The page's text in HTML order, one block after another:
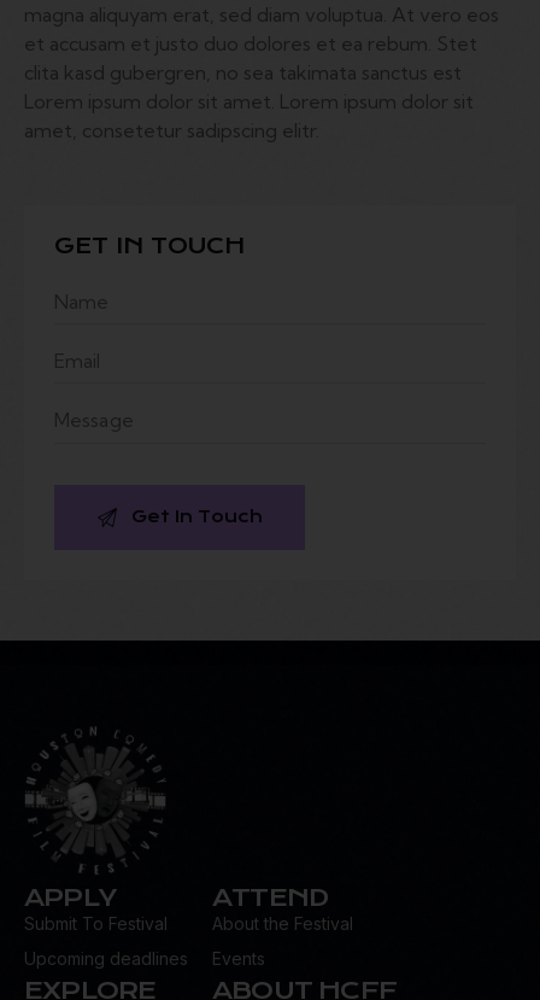
magna aliquyam erat, sed diam voluptua. At vero eos
et accusam et justo duo dolores et ea rebum. Stet
clita kasd gubergren, no sea takimata sanctus est
Lorem ipsum dolor sit amet. Lorem ipsum dolor sit
amet, consetetur sadipscing elitr.
GET IN TOUCH
APPLY
Submit To Festival
Upcoming deadlines
ATTEND
About the Festival
Events
EXPLORE ABOUT HCFF